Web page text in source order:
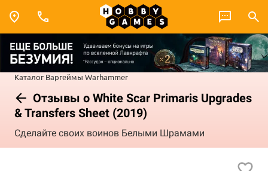
Каталог Варгеймы Warhammer
Отзывы о White Scar Primaris Upgrades
& Transfers Sheet (2019)
Сделайте своих воинов Белыми Шрамами